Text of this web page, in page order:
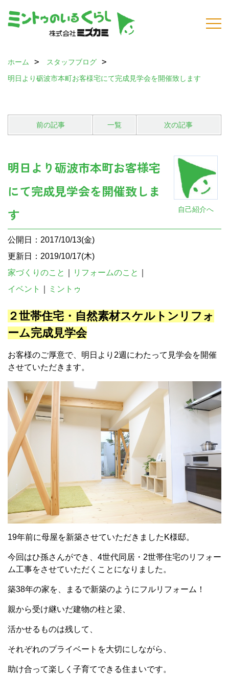
ホーム
スタッフブログ
明日より砺波市本町お客様宅にて完成見学会を開催致します
前の記事 一覧 次の記事
自己紹介へ
明日より砺波市本町お客様宅
にて完成見学会を開催致しま
す
公開日：2017/10/13(金)
更新日：2019/10/17(木)
家づくりのこと
リフォームのこと
イベント
ミントゥ
２世帯住宅・自然素材スケルトンリフォ
ーム完成見学会
お客様のご厚意で、明日より2週にわたって見学会を開催
させていただきます。
19年前に母屋を新築させていただきましたK様邸。
今回はひ孫さんができ、4世代同居・2世帯住宅のリフォー
ム工事をさせていただくことになりました。
築38年の家を、まるで新築のようにフルリフォーム！
親から受け継いだ建物の柱と梁、
活かせるものは残して、
それぞれのプライベートを大切にしながら、
助け合って楽しく子育てできる住まいです。